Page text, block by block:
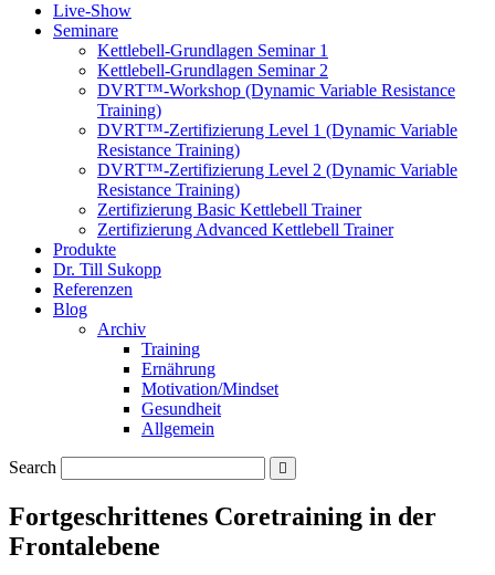
Live-Show
Seminare
Kettlebell-Grundlagen Seminar 1
Kettlebell-Grundlagen Seminar 2
DVRT™-Workshop (Dynamic Variable Resistance
Training)
DVRT™-Zertifizierung Level 1 (Dynamic Variable
Resistance Training)
DVRT™-Zertifizierung Level 2 (Dynamic Variable
Resistance Training)
Zertifizierung Basic Kettlebell Trainer
Zertifizierung Advanced Kettlebell Trainer
Produkte
Dr. Till Sukopp
Referenzen
Blog
Archiv
Training
Ernährung
Motivation/Mindset
Gesundheit
Allgemein
Search
Fortgeschrittenes Coretraining in der
Frontalebene